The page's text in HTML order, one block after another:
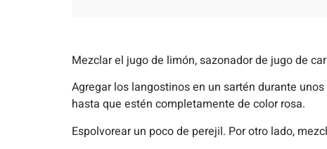
Mezclar el jugo de limón, sazonador de jugo de
Agregar los langostinos en un sartén durante
hasta que estén completamente de color rosa.
Espolvorear un poco de perejil. Por otro lado,